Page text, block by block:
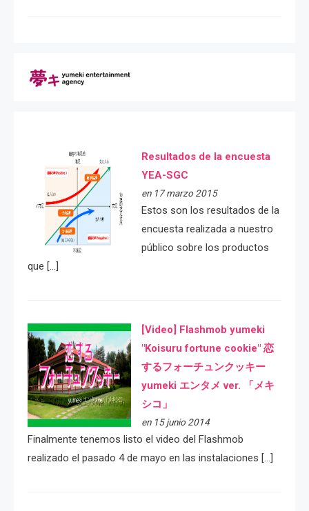
Resultados de la encuesta
YEA-SGC
en 17 marzo 2015
Estos son los resultados de la
encuesta realizada a nuestro
público sobre los productos
que […]
[Video] Flashmob yumeki
"Koisuru fortune cookie" 恋
するフォーチュンクッキー
yumeki エンタメ ver. 「メキ
シコ」
en 15 junio 2014
Finalmente tenemos listo el video del Flashmob
realizado el pasado 4 de mayo en las instalaciones […]